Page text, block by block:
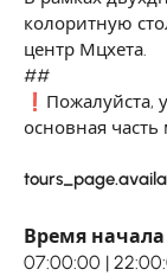
колоритную
центр Мцхета.
##
❗Пожалуйста,
основная
Время
07:00:00 |